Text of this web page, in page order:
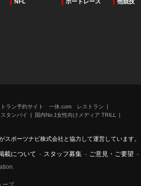
NFL ボートレース 他競技
トラン予約サイト 一休.com レストラン
タンバイ
国内No.1女性向けメディア TRILL
ポーツナビ株式会社と協力して運営しています。
載について - スタッフ募集 - ご意見・ご要望 -
ーブ